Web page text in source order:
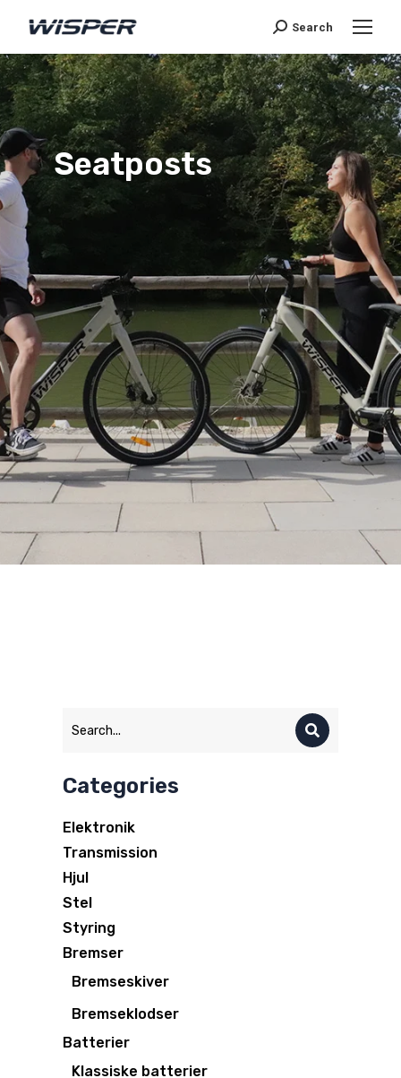
Search
Seatposts
Categories
Elektronik
Transmission
Hjul
Stel
Styring
Bremser
Bremseskiver
Bremseklodser
Batterier
Klassiske batterier